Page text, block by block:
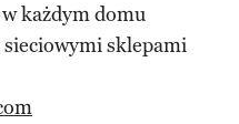
w każdym domu
sklepami